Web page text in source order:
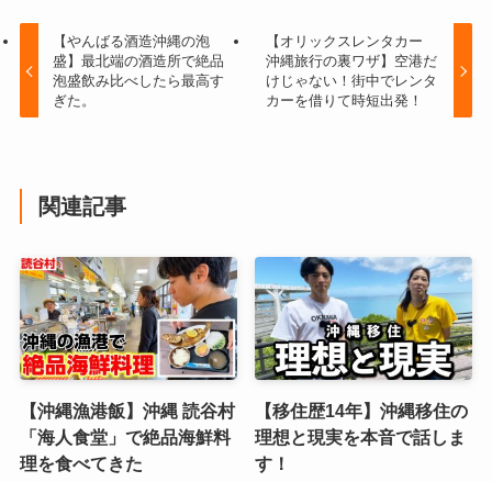
【やんばる酒造沖縄の泡
盛】最北端の酒造所で絶品
泡盛飲み比べしたら最高す
ぎた。
【オリックスレンタカー
沖縄旅行の裏ワザ】空港だ
けじゃない！街中でレンタ
カーを借りて時短出発！
関連記事
【沖縄漁港飯】沖縄 読谷村
「海人食堂」で絶品海鮮料
理を食べてきた
【移住歴14年】沖縄移住の
理想と現実を本音で話しま
す！